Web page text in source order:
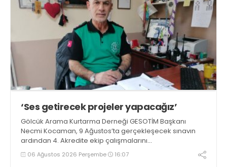
‘Ses getirecek projeler yapacağız’
Gölcük Arama Kurtarma Derneği GESOTİM Başkanı
Necmi Kocaman, 9 Ağustos’ta gerçekleşecek sınavın
ardından 4. Akredite ekip çalışmalarını
tamamlayacaklarını ifade ederek açıklamalarda
bulundu. Kocaman, “Gölcük’te ve Kocaeli genelinde ses
06 Ağustos 2026 Perşembe 16:07